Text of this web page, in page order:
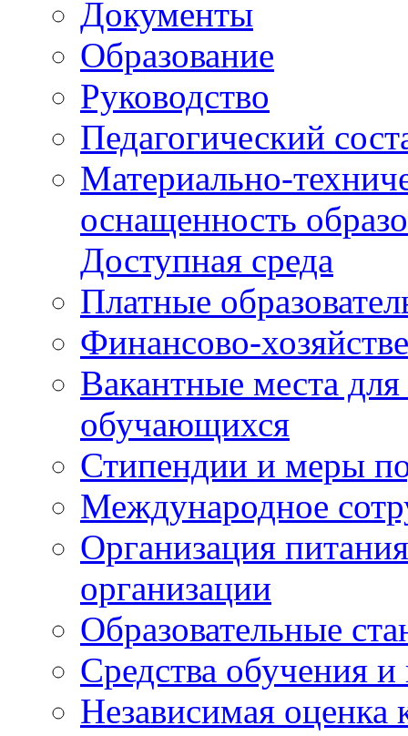
Документы
Образование
Руководство
Педагогический
Материально-
оснащенность
Доступная среда
Платные
Финансово-
Вакантные места
обучающихся
Стипендии и меры
Международное
Организация
организации
Образовательные
Средства обучения и
Независимая оценка